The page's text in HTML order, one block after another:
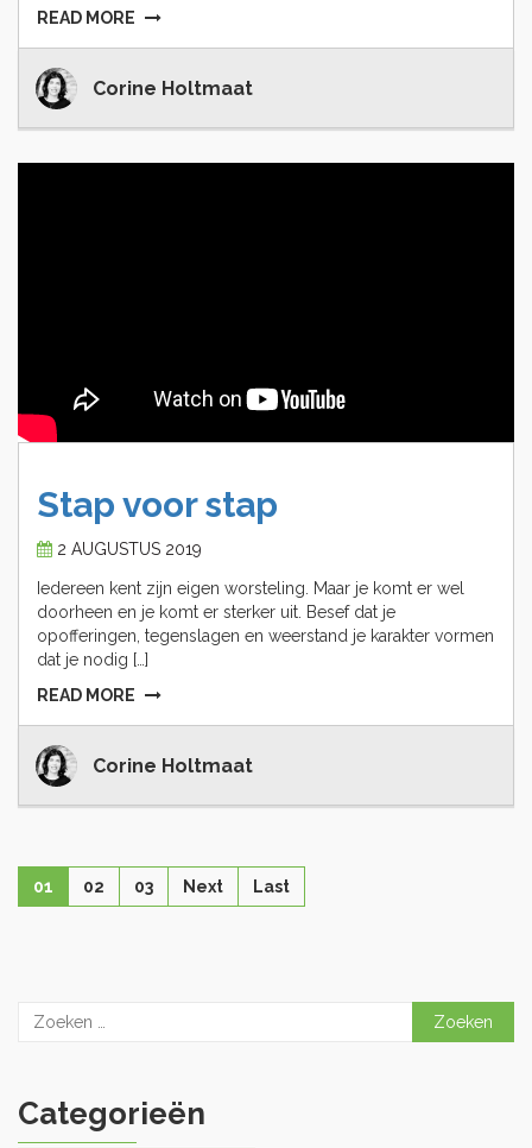
READ MORE
Corine Holtmaat
Stap voor stap
2 AUGUSTUS 2019
Iedereen kent zijn eigen worsteling. Maar je komt er wel
doorheen en je komt er sterker uit. Besef dat je
opofferingen, tegenslagen en weerstand je karakter vormen
dat je nodig […]
READ MORE
Corine Holtmaat
01 02 03 Next Last
Zoeken
Categorieën